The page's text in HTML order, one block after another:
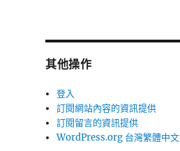
其他操作
登入
訂閱網站內容的資訊提供
訂閱留言的資訊提供
WordPress.org 台灣繁體中文